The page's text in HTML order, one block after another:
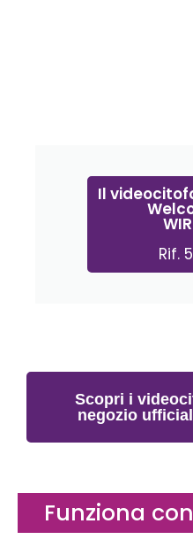
Il
Rif.
Scopri i
negozio
Funziona con